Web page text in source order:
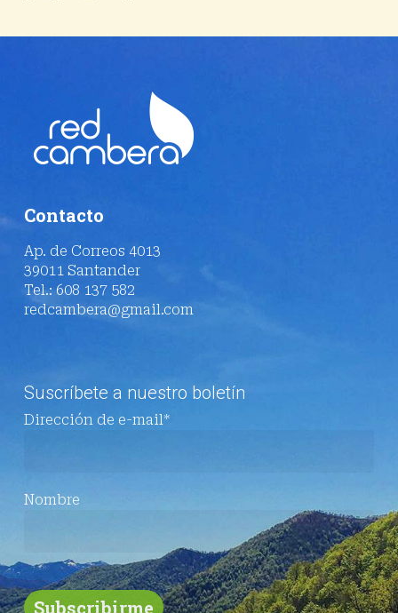
Contacto
Ap. de Correos 4013
39011 Santander
Tel.: 608 137 582
redcambera@gmail.com
Suscríbete a nuestro boletín
Dirección de e-mail*
Nombre